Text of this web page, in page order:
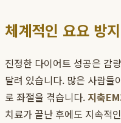
체계적인 요요 방
진정한 다이어트 성공은 감
달려 있습니다. 많은 사람들
로 좌절을 겪습니다. 지축
치료가 끝난 후에도 지속적